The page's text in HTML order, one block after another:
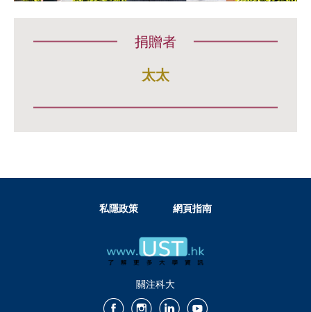
捐贈者
太太
私隱政策 網頁指南
關注科大